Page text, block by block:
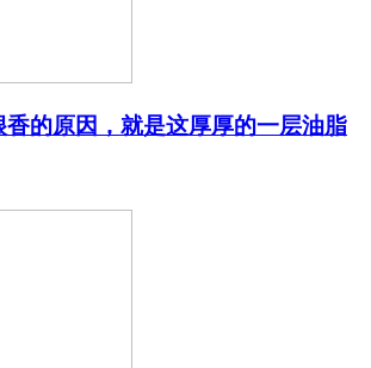
香的原因，就是这厚厚的一层油脂